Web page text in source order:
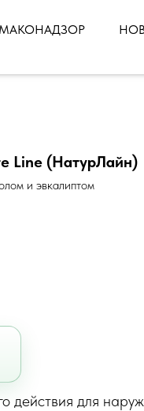
Line (НатурЛайн)
и эвкалиптом
действия для